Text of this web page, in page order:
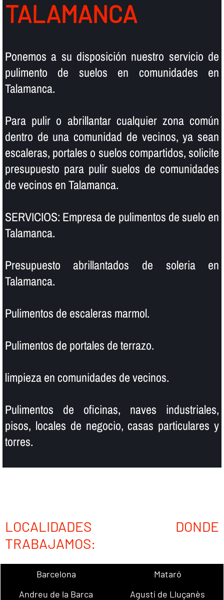
TALAMANCA
Ponemos a su disposición nuestro servicio de
pulimento de suelos en comunidades en
Talamanca.
Para pulir o abrillantar cualquier zona común
dentro de una comunidad de vecinos, ya sean
escaleras, portales o suelos compartidos, solicite
presupuesto para pulir suelos de comunidades
de vecinos en Talamanca.
SERVICIOS: Empresa de pulimentos de suelo en
Talamanca.
Presupuesto abrillantados de soleria en
Talamanca.
Pulimentos de escaleras marmol.
Pulimentos de portales de terrazo.
limpieza en comunidades de vecinos.
Pulimentos de oficinas, naves industriales,
pisos, locales de negocio, casas particulares y
torres.
LOCALIDADES DONDE
TRABAJAMOS:
Barcelona
Mataró
Andreu de la Barca
Agustí de Lluçanès